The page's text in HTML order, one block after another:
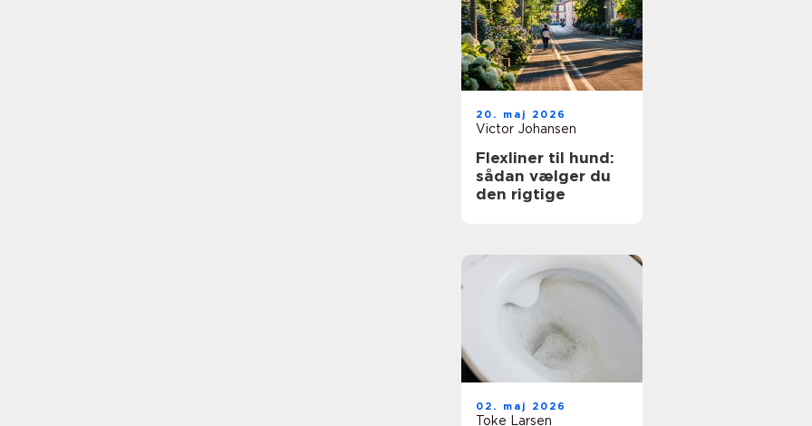
20. maj 2026
Victor Johansen
Flexliner til hund:
sådan vælger du
den rigtige
02. maj 2026
Toke Larsen